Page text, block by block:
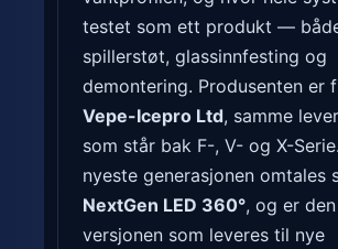
testet som ett produkt —
spillerstøt, glassinnfesting og
demontering. Produsenten er
Vepe-Icepro Ltd, samme
som står bak F-, V- og X-
nyeste generasjonen omtales
NextGen LED 360°, og er den
versjonen som leveres til nye